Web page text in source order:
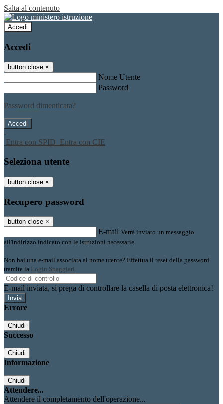
Salta al contenuto
Accedi
Accedi
button close ×
Nome Utente
Password
Password dimenticata?
-
Entra con SPID Entra con CIE
Seleziona utente
button close ×
Recupero password
button close ×
E-mail Verrà inviato un messaggio
all'indirizzo indicato con le istruzioni necessarie.
Non hai una e-mail associata al nome utente? Effettua il reset della password
tramite la Login Spaggiari
E-mail inviata, si prega di controllare la casella di posta elettronica!
Errore
Chiudi
Successo
Chiudi
Informazione
Chiudi
Attendere...
Attendere il completamento dell'operazione...